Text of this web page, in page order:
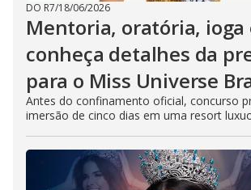
DO R7/18/06/2026
Mentoria, oratória, ioga
conheça detalhes da
para o Miss Universe
Antes do confinamento oficial, concurso
imersão de cinco dias em uma resort